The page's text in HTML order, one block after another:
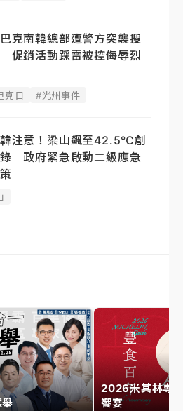
克南韓總部遭警方突襲搜
促銷活動踩雷被控侮辱烈
克日 #光州事件
注意！梁山飆至42.5℃創
政府緊急啟動二級應急
2026米其林專
饗宴